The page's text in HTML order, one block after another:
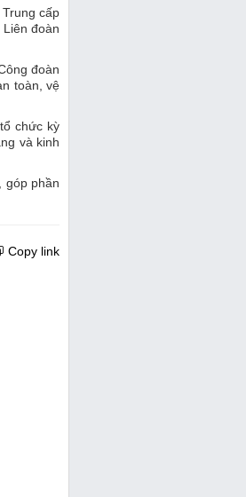
cấp
đoàn
đoàn
toàn, vệ
chức kỳ
và kinh
góp phần
Copy link